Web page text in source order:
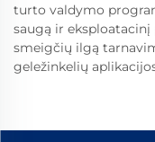
turto valdymo
saugą ir
smeigčių ilgą
geležinkelių